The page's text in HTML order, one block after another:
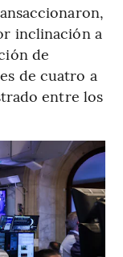
inclinación a
de
de cuatro a
entre los